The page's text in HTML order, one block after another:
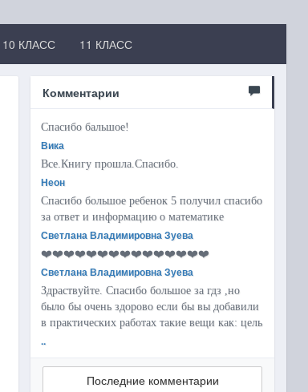
10 КЛАСС 11 КЛАСС
Комментарии
Спасибо бальшое!
Вика
Все.Книгу прошла.Спасибо.
Неон
Спасибо большое ребенок 5 получил спасибо
за ответ и информацию о математике
Светлана Владимировна Зуева
❤️❤️❤️❤️❤️❤️❤️❤️❤️❤️❤️❤️❤️❤️❤️
Светлана Владимировна Зуева
Здраствуйте. Спасибо большое за гдз ,но
было бы очень здорово если бы вы добавили
в практических работах такие вещи как: цель
..
Последние комментарии